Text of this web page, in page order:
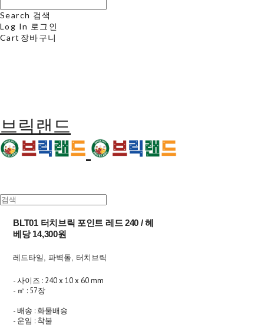
Search 검색
Log In 로그인
Cart 장바구니
브릭랜드
BLT01 터치브릭 포인트 레드 240 / 헤
베당 14,300원
레드타일, 파벽돌, 터치브릭
- 사이즈 : 240 x 10 x 60 mm
- ㎡ : 57장
- 배송 : 화물배송
- 운임 : 착불